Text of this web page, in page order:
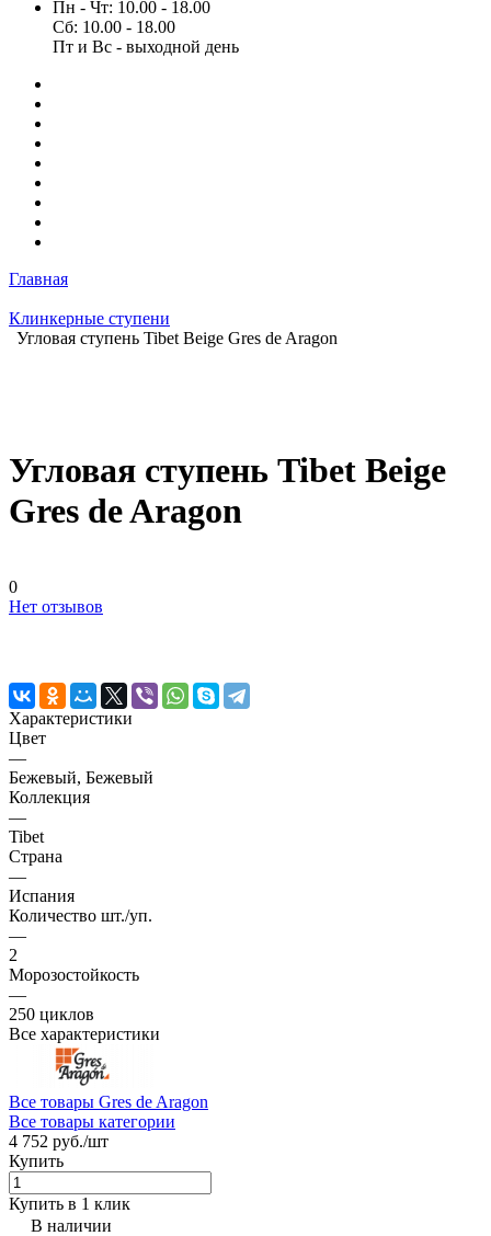
Пн - Чт: 10.00 - 18.00
Сб: 10.00 - 18.00
Пт и Вс - выходной день
Главная
Клинкерные ступени
Угловая ступень Tibet Beige Gres de Aragon
Угловая ступень Tibet Beige
Gres de Aragon
0
Нет отзывов
Характеристики
Цвет
—
Бежевый, Бежевый
Коллекция
—
Tibet
Страна
—
Испания
Количество шт./уп.
—
2
Морозостойкость
—
250 циклов
Все характеристики
Все товары Gres de Aragon
Все товары категории
4 752 руб./шт
Купить
Купить в 1 клик
В наличии